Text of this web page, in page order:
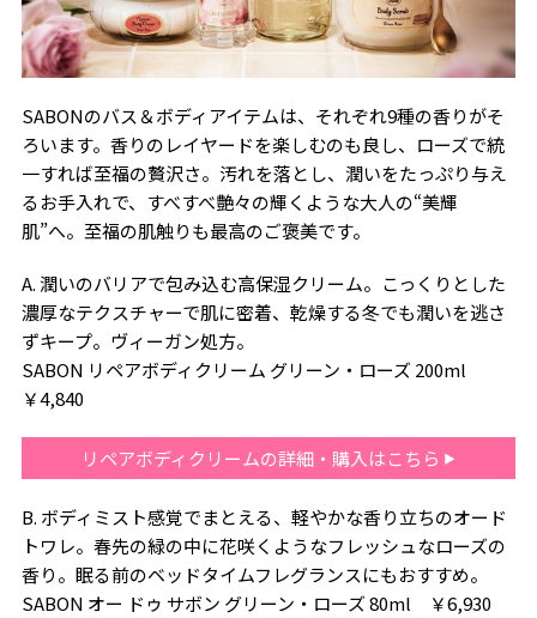
SABONのバス＆ボディアイテムは、それぞれ9種の香りがそ
ろいます。香りのレイヤードを楽しむのも良し、ローズで統
一すれば至福の贅沢さ。汚れを落とし、潤いをたっぷり与え
るお手入れで、すべすべ艶々の輝くような大人の“美輝
肌”へ。至福の肌触りも最高のご褒美です。
A. 潤いのバリアで包み込む高保湿クリーム。こっくりとした
濃厚なテクスチャーで肌に密着、乾燥する冬でも潤いを逃さ
ずキープ。ヴィーガン処方。
SABON リペアボディクリーム グリーン・ローズ 200ml
￥4,840
リペアボディクリームの詳細・購入はこちら
B. ボディミスト感覚でまとえる、軽やかな香り立ちのオード
トワレ。春先の緑の中に花咲くようなフレッシュなローズの
香り。眠る前のベッドタイムフレグランスにもおすすめ。
SABON オー ドゥ サボン グリーン・ローズ 80ml ￥6,930